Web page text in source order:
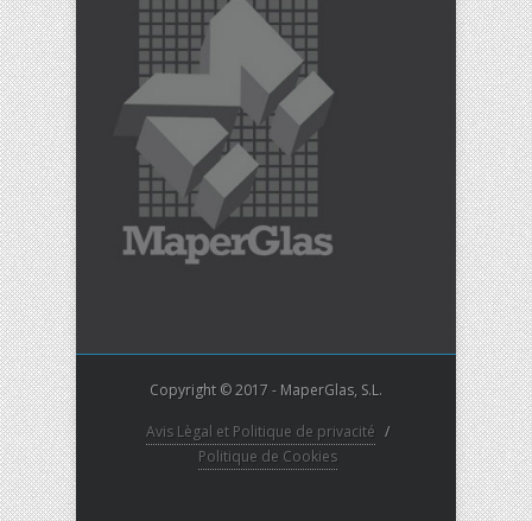
Copyright © 2017 - MaperGlas, S.L.
Avis Lègal et Politique de privacité /
Politique de Cookies